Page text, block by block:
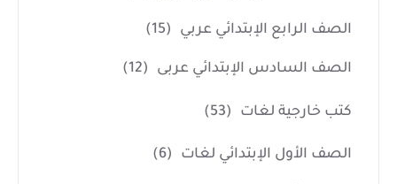
الصف الرابع الإبتدائي عربي (15)
الصف السادس الإبتدائي عربى (12)
كتب خارجية لغات (53)
الصف الأول الإبتدائي لغات (6)